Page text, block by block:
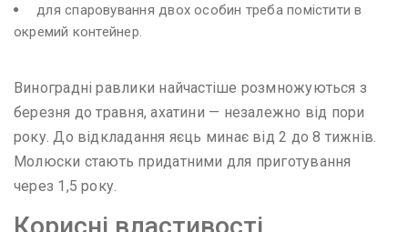
для спаровування двох особин треба помістити в
окремий контейнер.
Виноградні равлики найчастіше розмножуються з
березня до травня, ахатини — незалежно від пори
року. До відкладання яєць минає від 2 до 8 тижнів.
Молюски стають придатними для приготування
через 1,5 року.
Корисні властивості